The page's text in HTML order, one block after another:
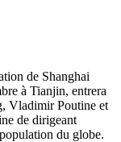
de Shanghai
à Tianjin, entrera
Vladimir Poutine et
de dirigeant
du globe.